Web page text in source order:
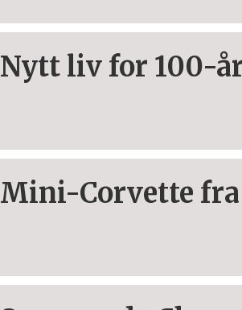
Nytt liv for 100-
Mini-Corvette fra